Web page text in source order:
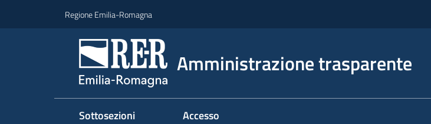
Regione Emilia-Romagna
Amministrazione trasparente
Sottosezioni Accesso